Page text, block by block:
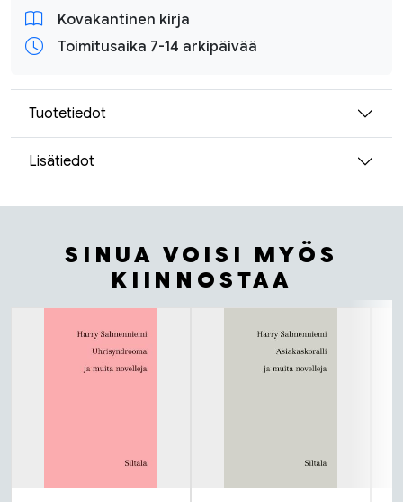
Kovakantinen kirja
Toimitusaika 7-14 arkipäivää
Tuotetiedot
Lisätiedot
SINUA VOISI MYÖS
KIINNOSTAA
Tuoteluettelon alku